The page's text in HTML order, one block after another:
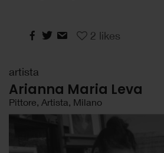
2 likes
artista
Arianna Maria Leva
Pittore, Artista, Milano